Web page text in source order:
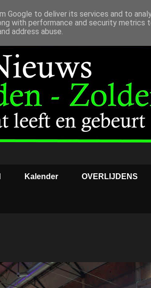
Kalender OVERLIJDENS
Google to deliver its services and to
with performance and security metrics
address abuse.